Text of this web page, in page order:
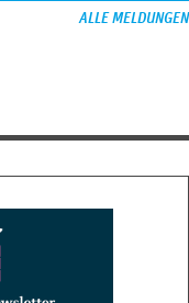
ALLE MELDUNGEN